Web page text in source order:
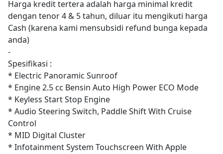
Harga kredit tertera adalah harga minimal kredit
dengan tenor 4 & 5 tahun, diluar itu mengikuti harga
Cash (karena kami mensubsidi refund bunga kepada
anda)
-
Spesifikasi :
* Electric Panoramic Sunroof
* Engine 2.5 cc Bensin Auto High Power ECO Mode
* Keyless Start Stop Engine
* Audio Steering Switch, Paddle Shift With Cruise
Control
* MID Digital Cluster
* Infotainment System Touchscreen With Apple